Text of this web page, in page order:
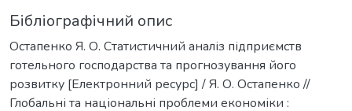
Бібліографічний опис
Остапенко Я. О. Статистичний аналіз підприємств
готельного господарства та прогнозування його
розвитку [Електронний ресурс] / Я. О. Остапенко //
Глобальні та національні проблеми економіки :